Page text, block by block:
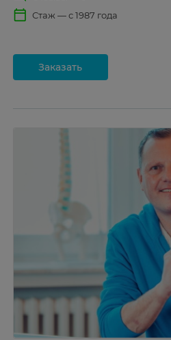
calendar_today Стаж — с 1987 года
Заказать